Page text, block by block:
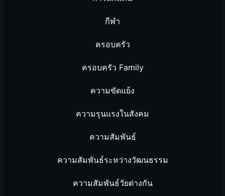
กีฬา
ครอบครัว
ครอบครัว Family
ความขัดแย้ง
ความรุนแรงในสังคม
ความสัมพันธ์
ความสัมพันธ์ระหว่างวัฒนธรรม
ความสัมพันธ์วัยต่างกัน